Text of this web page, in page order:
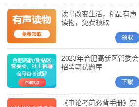
读书改变生活，精品有声
读物，免费领取
领取
2023年合肥高新区管委会
招聘笔试题库
下载
《申论考前必背手册》完